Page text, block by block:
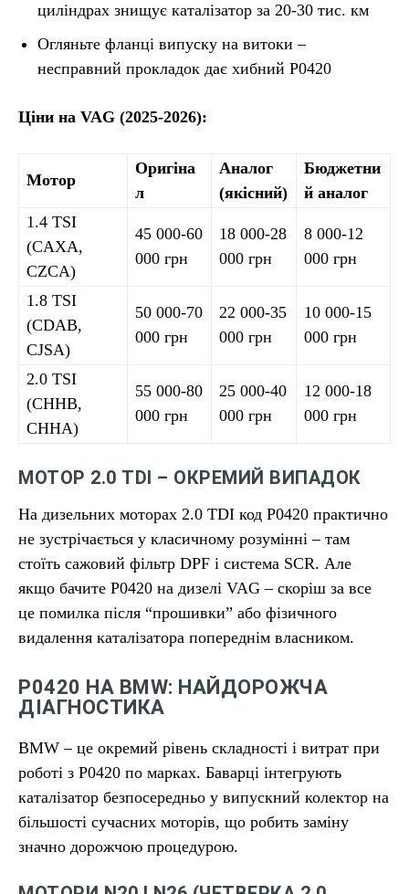
циліндрах знищує каталізатор за 20-30 тис. км
Огляньте фланці випуску на витоки –
несправний прокладок дає хибний P0420
Ціни на VAG (2025-2026):
Мотор
Оригіна
л
Аналог
(якісний)
Бюджетни
й аналог
1.4 TSI
(CAXA,
CZCA)
45 000-60
000 грн
18 000-28
000 грн
8 000-12
000 грн
1.8 TSI
(CDAB,
CJSA)
50 000-70
000 грн
22 000-35
000 грн
10 000-15
000 грн
2.0 TSI
(CHHB,
CHHA)
55 000-80
000 грн
25 000-40
000 грн
12 000-18
000 грн
МОТОР 2.0 TDI – ОКРЕМИЙ ВИПАДОК
На дизельних моторах 2.0 TDI код P0420 практично
не зустрічається у класичному розумінні – там
стоїть сажовий фільтр DPF і система SCR. Але
якщо бачите P0420 на дизелі VAG – скоріш за все
це помилка після “прошивки” або фізичного
видалення каталізатора попереднім власником.
P0420 НА BMW: НАЙДОРОЖЧА
ДІАГНОСТИКА
BMW – це окремий рівень складності і витрат при
роботі з P0420 по марках. Баварці інтегрують
каталізатор безпосередньо у випускний колектор на
більшості сучасних моторів, що робить заміну
значно дорожчою процедурою.